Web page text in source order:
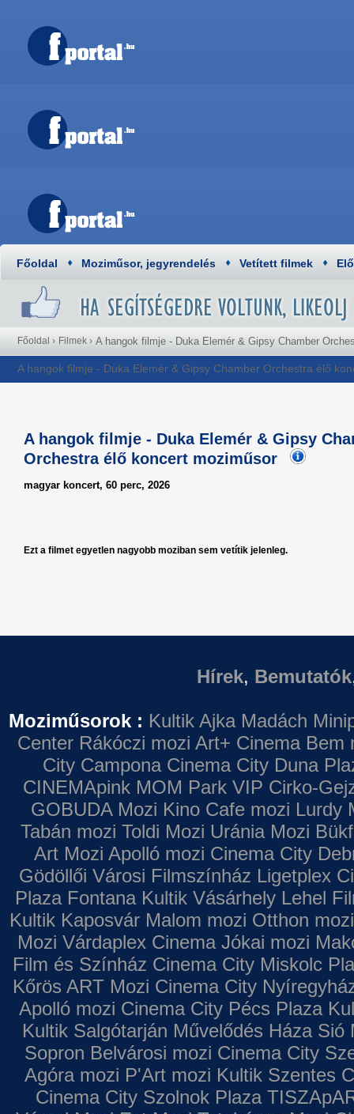
Főoldal Moziműsor, jegyrendelés Vetített filmek
Főoldal › Filmek › A hangok filmje - Duka Elemér & Gipsy Chamber
A hangok filmje - Duka Elemér & Gipsy Chamber Orchestra élő
A hangok filmje - Duka Elemér & Gipsy
Orchestra élő koncert moziműsor
magyar koncert, 60 perc, 2026
Ezt a filmet egyetlen nagyobb moziban sem vetítik jelenleg.
Hírek, Bemutatók
Moziműsorok : Kultik Ajka Madách
Center Rákóczi mozi Art+ Cinema Bem
City Campona Cinema City Duna
CINEMApink MOM Park VIP Cirko-
GOBUDA Mozi Kino Cafe mozi Lurdy
Tabán mozi Toldi Mozi Uránia Mozi
Art Mozi Apolló mozi Cinema City
Gödöllői Városi Filmszínház Ligetplex
Plaza Fontana Kultik Vásárhely Lehel
Kultik Kaposvár Malom mozi Otthon mozi
Mozi Várdaplex Cinema Jókai mozi
Film és Színház Cinema City Miskolc
Kőrös ART Mozi Cinema City
Apolló mozi Cinema City Pécs Plaza
Kultik Salgótarján Művelődés Háza Sió
Sopron Belvárosi mozi Cinema City
Agóra mozi P'Art mozi Kultik Szentes
Cinema City Szolnok Plaza